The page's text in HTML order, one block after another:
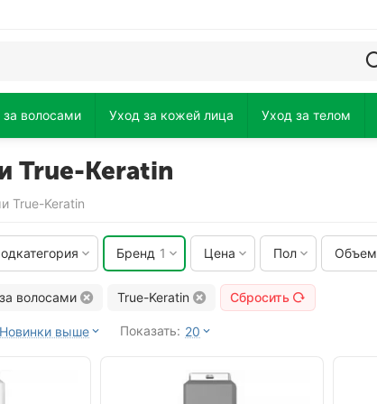
волосами Уход за кожей лица Уход за телом
True-Keratin
True-Keratin
Бренд 1 Цена Пол Объем
волосами True-Keratin Сбросить
Новинки выше Показать: 20